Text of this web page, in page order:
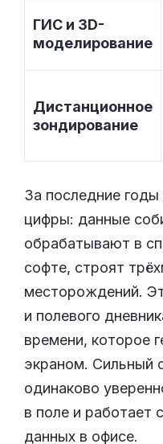
ГИС и 3D-
моделирование
Дистанционное
зондирование
За последние
цифры: данные
обрабатывают в
софте, строят
месторождений.
и полевого
времени, которое
экраном. Сильный
одинаково
в поле и работает
данных в офисе.